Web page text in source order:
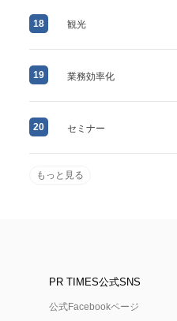
18 観光
19 業務効率化
20 セミナー
もっと見る
PR TIMES公式SNS
公式Facebookページ